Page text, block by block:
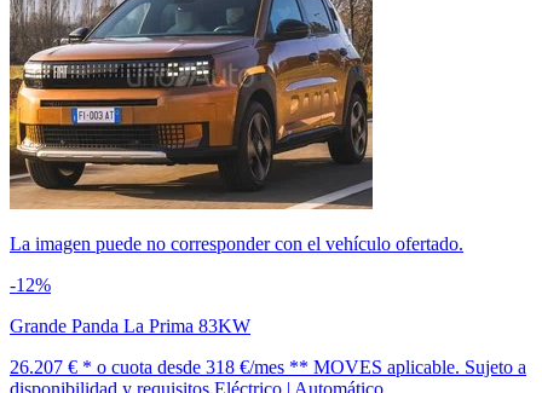
La imagen puede no corresponder con el vehículo ofertado.
-12%
Grande Panda La Prima 83KW
26.207 € * o cuota desde 318 €/mes ** MOVES aplicable. Sujeto a
disponibilidad y requisitos.Eléctrico | Automático